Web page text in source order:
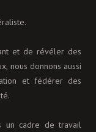
et de révéler des
nous donnons aussi
et fédérer des
un cadre de travail